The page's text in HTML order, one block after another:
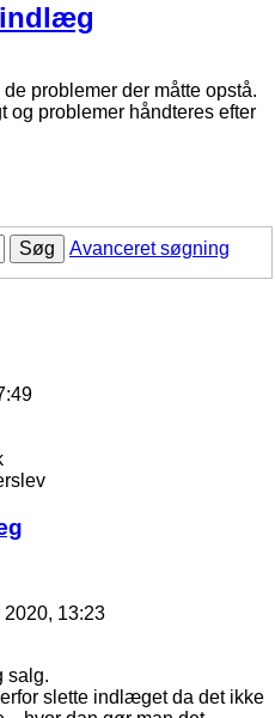
indlæg
problemer der måtte opstå.
og problemer håndteres efter
Søg
Avanceret søgning
2020, 13:23
salg.
slette indlæget da det ikke